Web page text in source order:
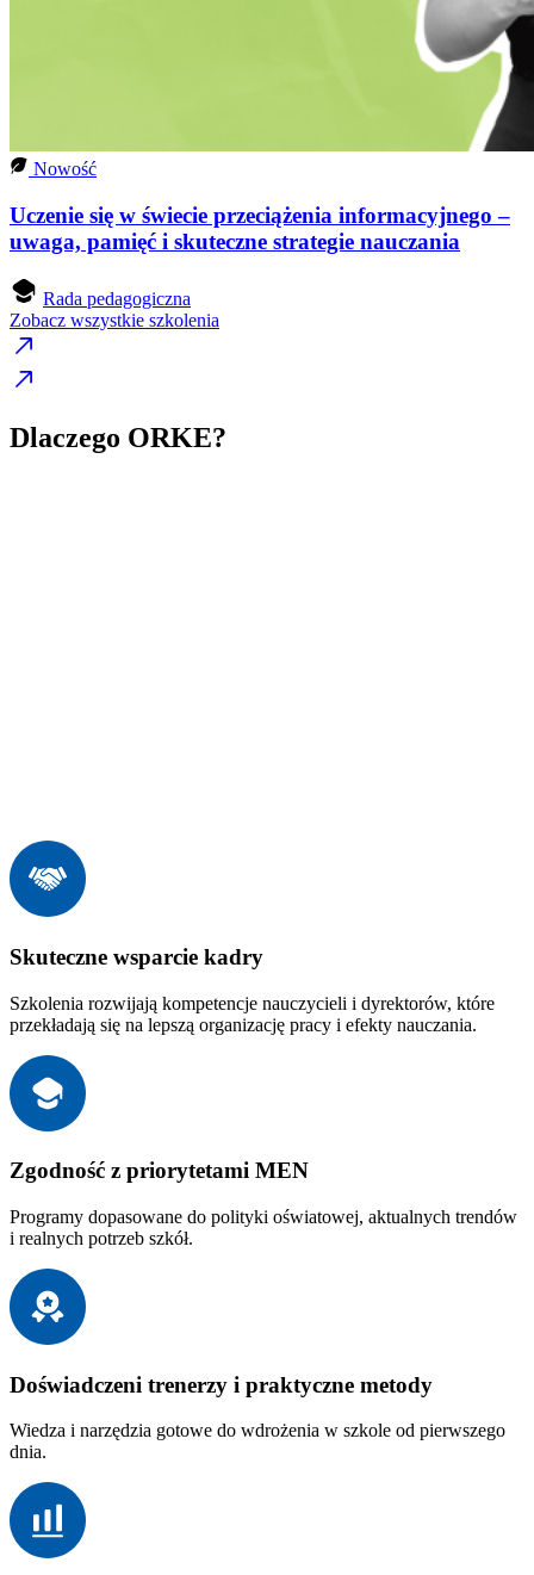
Nowość
Uczenie się w świecie przeciążenia informacyjnego –
uwaga, pamięć i skuteczne strategie nauczania
Rada pedagogiczna
Zobacz wszystkie szkolenia
Dlaczego ORKE?
Skuteczne wsparcie kadry
Szkolenia rozwijają kompetencje nauczycieli i dyrektorów, które
przekładają się na lepszą organizację pracy i efekty nauczania.
Zgodność z priorytetami MEN
Programy dopasowane do polityki oświatowej, aktualnych trendów
i realnych potrzeb szkół.
Doświadczeni trenerzy i praktyczne metody
Wiedza i narzędzia gotowe do wdrożenia w szkole od pierwszego
dnia.